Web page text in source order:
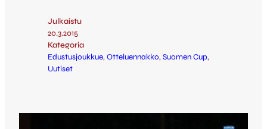
Julkaistu
20.3.2015
Kategoria
Edustusjoukkue, Otteluennakko, Suomen Cup
Uutiset